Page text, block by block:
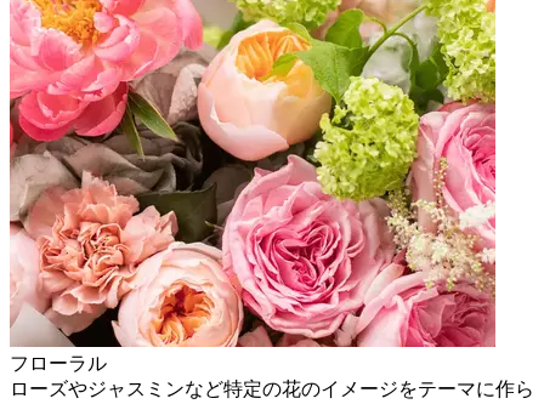
フローラル
ローズやジャスミンなど特定の花のイメージをテーマに作ら